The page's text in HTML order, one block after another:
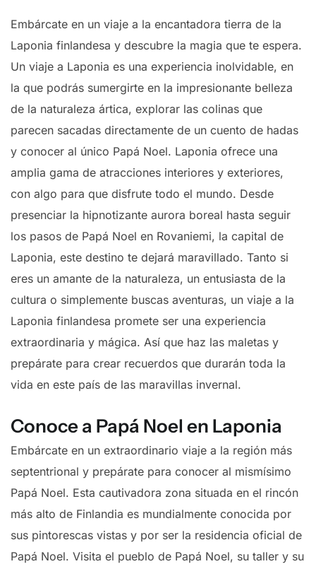
Embárcate en un viaje a la encantadora tierra de la
Laponia finlandesa y descubre la magia que te espera.
Un viaje a Laponia es una experiencia inolvidable, en
la que podrás sumergirte en la impresionante belleza
de la naturaleza ártica, explorar las colinas que
parecen sacadas directamente de un cuento de hadas
y conocer al único Papá Noel. Laponia ofrece una
amplia gama de atracciones interiores y exteriores,
con algo para que disfrute todo el mundo. Desde
presenciar la hipnotizante aurora boreal hasta seguir
los pasos de Papá Noel en Rovaniemi, la capital de
Laponia, este destino te dejará maravillado. Tanto si
eres un amante de la naturaleza, un entusiasta de la
cultura o simplemente buscas aventuras, un viaje a la
Laponia finlandesa promete ser una experiencia
extraordinaria y mágica. Así que haz las maletas y
prepárate para crear recuerdos que durarán toda la
vida en este país de las maravillas invernal.
Conoce a Papá Noel en Laponia
Embárcate en un extraordinario viaje a la región más
septentrional y prepárate para conocer al mismísimo
Papá Noel. Esta cautivadora zona situada en el rincón
más alto de Finlandia es mundialmente conocida por
sus pintorescas vistas y por ser la residencia oficial de
Papá Noel. Visita el pueblo de Papá Noel, su taller y su